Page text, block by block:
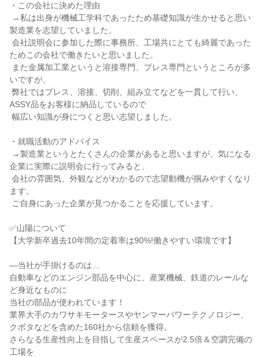
・この会社に決めた理由
製造業を志望していました。
ためこの会社で働きたいと思いました。
いですが、
ASSY品をお客様に納品しているので
・就職活動のアドバイス
企業に実際に説明会に行ってみると、
ます。
✅山陽について
【大学新卒過去10年間の定着率は90%!働きやすい環境です】
―当社が手掛けるのは…
自動車などのエンジン部品を中心に、産業機械、鉄道のレールな
ど身近なものに
当社の部品が使われています！
業界大手のカワサキモータースやヤンマーパワーテクノロジー、
クボタなどを含めた160社から信頼を獲得。
さらなる生産性向上を目指して生産スペースが2.5倍＆空調完備の
工場を